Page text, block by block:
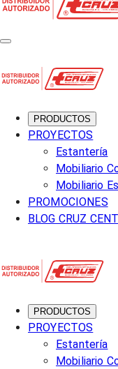
PRODUCTOS
PROYECTOS
Estantería
Mobiliario
Mobiliario
PROMOCIONES
BLOG CRUZ
PRODUCTOS
PROYECTOS
Estantería
Mobiliario